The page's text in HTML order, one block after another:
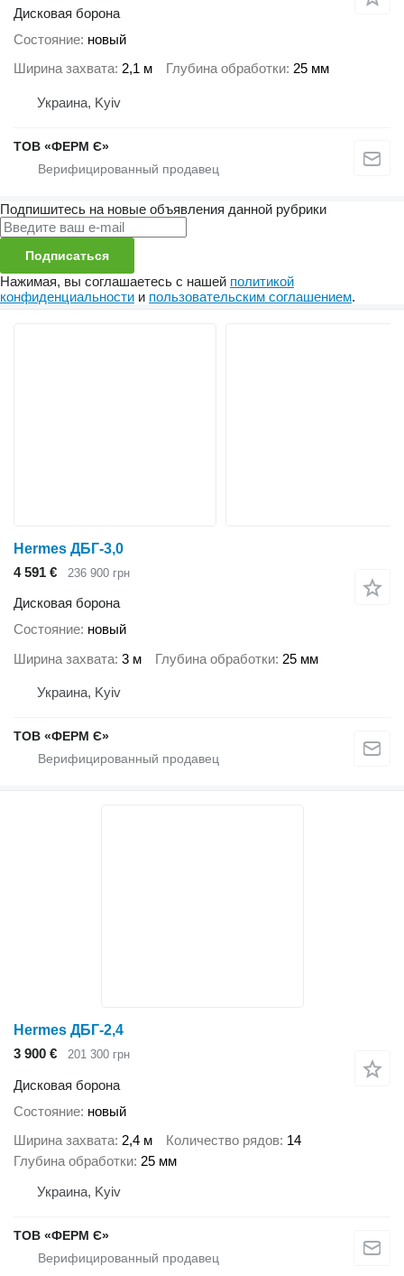
Дисковая борона
Состояние новый
Ширина захвата 2,1 м Глубина обработки 25 мм
Украина, Kyiv
ТОВ «ФЕРМ Є»
Подпишитесь на новые объявления данной рубрики
Подписаться
Нажимая, вы соглашаетесь с нашей политикой
конфиденциальности и пользовательским соглашением.
Hermes ДБГ-3,0
4 591 €
236 900 грн
Дисковая борона
Состояние новый
Ширина захвата 3 м Глубина обработки 25 мм
Украина, Kyiv
ТОВ «ФЕРМ Є»
Hermes ДБГ-2,4
3 900 €
201 300 грн
Дисковая борона
Состояние новый
Ширина захвата 2,4 м Количество рядов 14
Глубина обработки 25 мм
Украина, Kyiv
ТОВ «ФЕРМ Є»